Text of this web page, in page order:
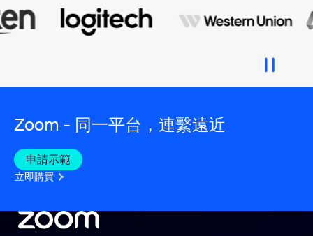
Zoom - 同一平台，連繫遠近
申請示範
立即購買